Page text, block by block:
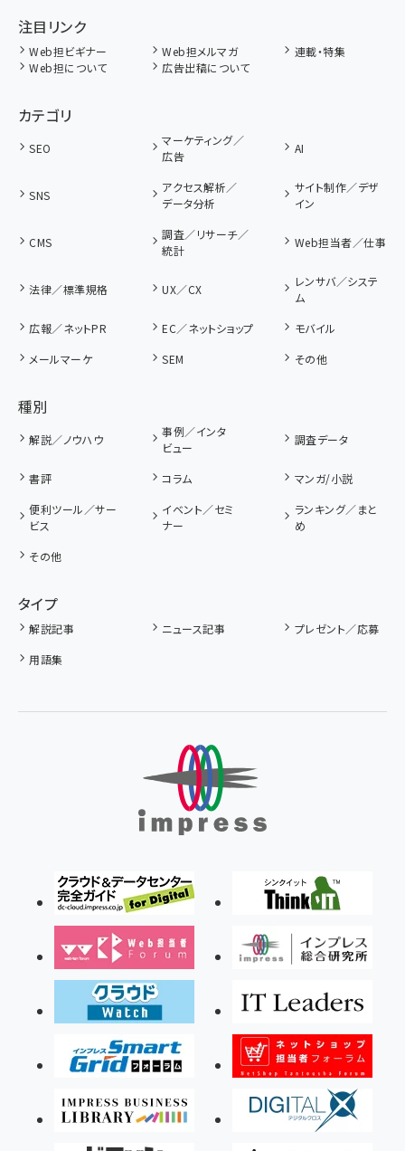
注目リンク
Web担ビギナー Web担メルマガ
連載・特集
Web担について
広告出稿について
カテゴリ
SEO
マーケティング／
広告
AI
SNS
アクセス解析／
データ分析
サイト制作／デザ
イン
CMS
調査／リサーチ／
統計
Web担当者／仕事
法律／標準規格 UX／CX
レンサバ／システ
ム
広報／ネットPR
EC／ネットショップ
モバイル
メールマーケ
SEM その他
種別
解説／ノウハウ
事例／インタ
ビュー
調査データ
書評 コラム
マンガ/小説
便利ツール／サー
ビス
イベント／セミ
ナー
ランキング／まと
め
その他
タイプ
解説記事 ニュース記事
プレゼント／応募
用語集